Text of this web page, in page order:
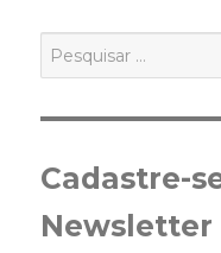
por:
Cadastre-
Newsletter